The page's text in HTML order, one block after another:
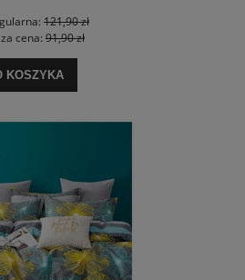
121,90 zł
cena: 91,90 zł
KOSZYKA